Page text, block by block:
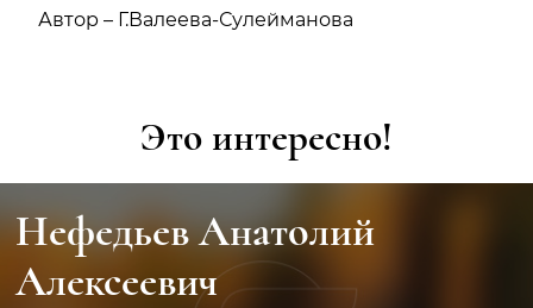
Автор – Г.Валеева-Сулейманова
Это интересно!
Нефедьев Анатолий
Алексеевич